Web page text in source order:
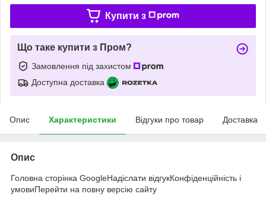
Купити з
Що таке купити з Пром?
Замовлення під захистом
Доступна доставка
Опис Характеристики Відгуки про товар Доставка
Опис
Головна сторінка GoogleНадіслати відгукКонфіденційність і
умовиПерейти на повну версію сайту